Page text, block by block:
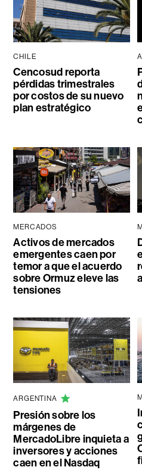
CHILE
Cencosud reporta
pérdidas trimestrales
por costos de su nuevo
plan estratégico
MERCADOS
Activos de mercados
emergentes caen por
temor a que el acuerdo
sobre Ormuz eleve las
tensiones
ARGENTINA
Presión sobre los
márgenes de
MercadoLibre inquieta a
inversores y acciones
caen en el Nasdaq